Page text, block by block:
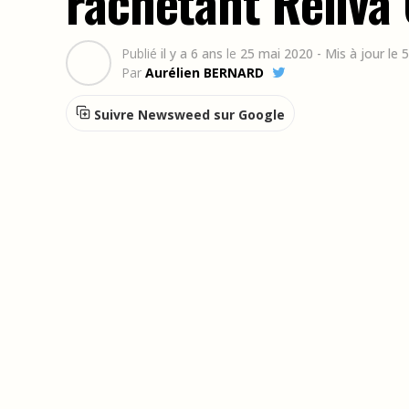
Publié il y a 6 ans le 25 mai 2020 - Mis à jour le
Par Aurélien BERNARD
Suivre Newsweed sur Google